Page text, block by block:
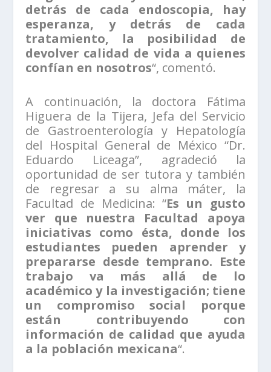
detrás de cada endoscopia, hay
esperanza, y detrás de cada
tratamiento, la posibilidad de
devolver calidad de vida a quienes
confían en nosotros“, comentó.
A continuación, la doctora Fátima
Higuera de la Tijera, Jefa del Servicio
de Gastroenterología y Hepatología
del Hospital General de México “Dr.
Eduardo Liceaga”, agradeció la
oportunidad de ser tutora y también
de regresar a su alma máter, la
Facultad de Medicina: “Es un gusto
ver que nuestra Facultad apoya
iniciativas como ésta, donde los
estudiantes pueden aprender y
prepararse desde temprano. Este
trabajo va más allá de lo
académico y la investigación; tiene
un compromiso social porque
están contribuyendo con
información de calidad que ayuda
a la población mexicana“.